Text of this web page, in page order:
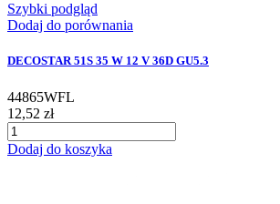
Szybki podgląd
Dodaj do porównania
DECOSTAR 51S 35 W 12 V 36D GU5.3
44865WFL
12,52 zł
Dodaj do koszyka